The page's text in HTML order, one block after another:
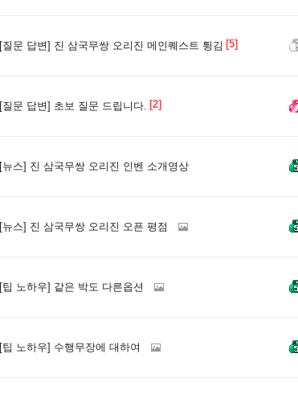
[질문 답변] 진 삼국무쌍 오리진 메인퀘스트 튕김 [5]
[질문 답변] 초보 질문 드립니다. [2]
[뉴스] 진 삼국무쌍 오리진 인벤 소개영상
[뉴스] 진 삼국무쌍 오리진 오픈 평점
[팁 노하우] 같은 박도 다른옵션
[팁 노하우] 수행무장에 대하여